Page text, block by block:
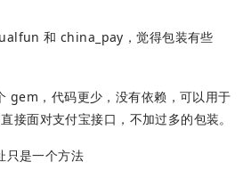
和 china_pay，觉得包装有些
gem，代码更少，没有依赖，可以用于
接面对支付宝接口，不加过多的包装。
只是一个方法